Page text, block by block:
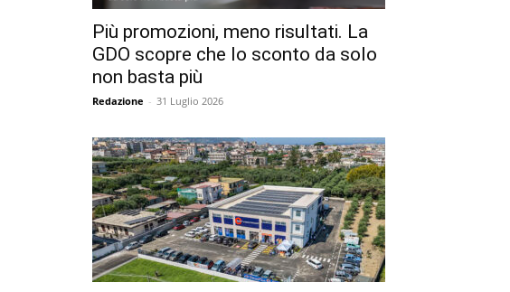
Più promozioni, meno risultati. La
GDO scopre che lo sconto da solo
non basta più
Redazione - 31 Luglio 2026